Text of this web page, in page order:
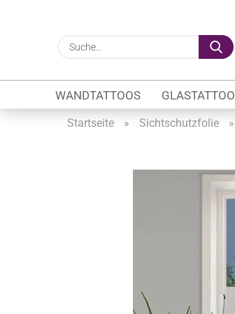
WANDTATTOOS
Startseite » Sichtschutzfolie »